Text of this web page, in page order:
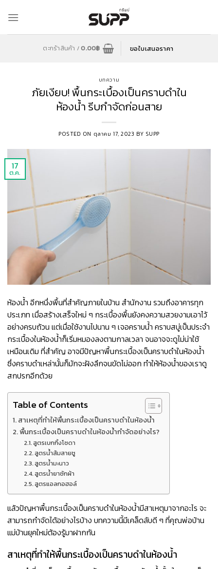
ตะกร้าสินค้า /0.00฿ ขอใบเสนอราคา
บทความ
ภัยเงียบ! พื้นกระเบื้องเป็นคราบดำใน
ห้องน้ำ รีบกำจัดก่อนสาย
POSTED ON ตุลาคม 17, 2023 BY SUPP
17
ต.ค.
ห้องน้ำ อีกหนึ่งพื้นที่สำคัญภายในบ้าน สำนักงาน รวมถึงอาคารทุก
ประเภท เมื่อสร้างเสร็จใหม่ ๆ กระเบื้องพื้นยังคงความสวยงามเอาไว้
อย่างครบถ้วน แต่เมื่อใช้งานไปนาน ๆ เจอคราบน้ำ คราบสบู่เป็นประจำ
กระเบื้องในห้องน้ำก็เริ่มหมองลงตามกาลเวลา จนอาจจะดูไม่น่าใช้
เหมือนเดิม ที่สำคัญ อาจมีปัญหาพื้นกระเบื้องเป็นคราบดำในห้องน้ำ
ซึ่งคราบดำเหล่านั้นก็มักจะฝังลึกจนขัดไม่ออก ทำให้ห้องน้ำของเราดู
สกปรกอีกด้วย
Table of Contents
สาเหตุที่ทำให้พื้นกระเบื้องเป็นคราบดำในห้องน้ำ
พื้นกระเบื้องเป็นคราบดำในห้องน้ำกำจัดอย่างไร?
สูตรเบกกิ้งโซดา
สูตรน้ำส้มสายชู
สูตรน้ำมะนาว
สูตรน้ำยาซักผ้า
สูตรแอลกอฮอล์
แล้วปัญหาพื้นกระเบื้องเป็นคราบดำในห้องน้ำมีสาเหตุมาจากอะไร จะ
สามารถกำจัดได้อย่างไรบ้าง บทความนี้มีเคล็ดลับดี ๆ ที่คุณพ่อบ้าน
แม่บ้านยุคใหม่ต้องรู้มาฝากกัน
สาเหตุที่ทำให้พื้นกระเบื้องเป็นคราบดำในห้องน้ำ